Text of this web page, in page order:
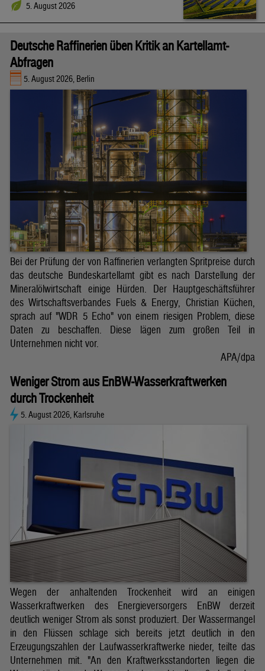
5. August 2026
Deutsche Raffinerien üben Kritik an Kartellamt-
Abfragen
5. August 2026, Berlin
Bei der Prüfung der von Raffinerien verlangten Spritpreise durch
das deutsche Bundeskartellamt gibt es nach Darstellung der
Mineralölwirtschaft einige Hürden. Der Hauptgeschäftsführer
des Wirtschaftsverbandes Fuels & Energy, Christian Küchen,
sprach auf "WDR 5 Echo" von einem riesigen Problem, diese
Daten zu beschaffen. Diese lägen zum großen Teil in
Unternehmen nicht vor.
APA/dpa
Weniger Strom aus EnBW-Wasserkraftwerken
durch Trockenheit
5. August 2026, Karlsruhe
Wegen der anhaltenden Trockenheit wird an einigen
Wasserkraftwerken des Energieversorgers EnBW derzeit
deutlich weniger Strom als sonst produziert. Der Wassermangel
in den Flüssen schlage sich bereits jetzt deutlich in den
Erzeugungszahlen der Laufwasserkraftwerke nieder, teilte das
Unternehmen mit. "An den Kraftwerksstandorten liegen die